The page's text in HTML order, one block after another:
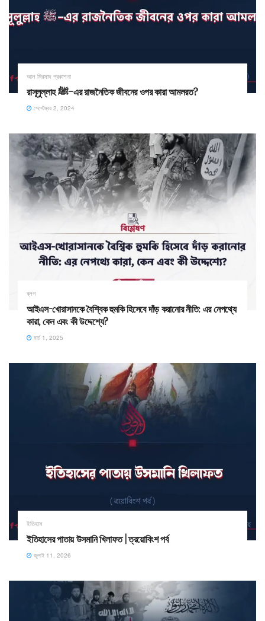
আল মিরসাদ প্রকাশনা
রাসূলুল্লাহ ﷺ–এর রাজনৈতিক জীবনের ওপর কারা আমলরত?
সেপ্টেম্বর 2, 2024
ব্লগ
আইএস-খোরাসানকে বৈশ্বিক হুমকি হিসেবে দাঁড় করানোর নীতি: এর নেপথ্যে
কারা, কেন এবং কী উদ্দেশ্যে?
মার্চ 1, 2025
ইতিহাস
ইতিহাসের পাতায় উসমানি খিলাফত | ত্রয়োবিংশ পর্ব
জুলাই 11, 2026